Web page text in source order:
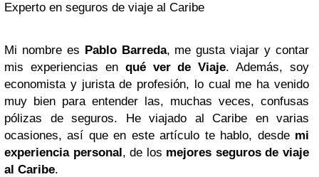
Experto en seguros de viaje al Caribe
Mi nombre es Pablo Barreda, me gusta viajar y contar
mis experiencias en qué ver de Viaje. Además, soy
economista y jurista de profesión, lo cual me ha venido
muy bien para entender las, muchas veces, confusas
pólizas de seguros. He viajado al Caribe en varias
ocasiones, así que en este artículo te hablo, desde mi
experiencia personal, de los mejores seguros de viaje
al Caribe.